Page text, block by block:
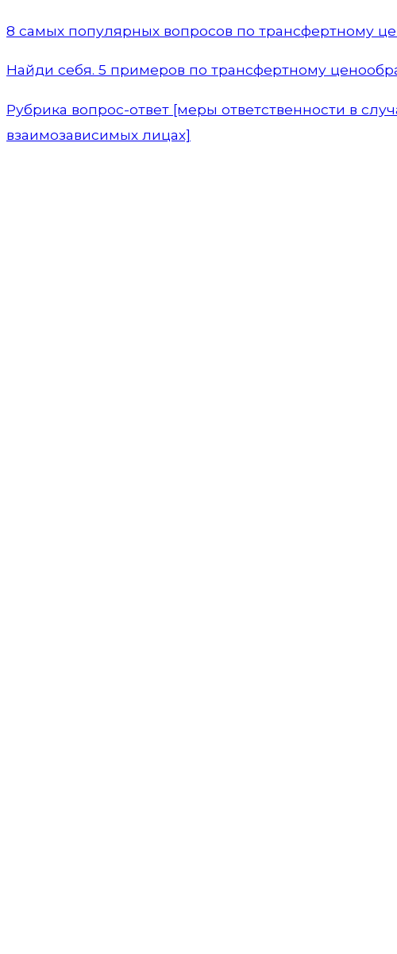
8 самых популярных вопросов по трансфертному
Найди себя. 5 примеров по трансфертному
Рубрика вопрос-ответ [меры ответственности в
взаимозависимых лицах]